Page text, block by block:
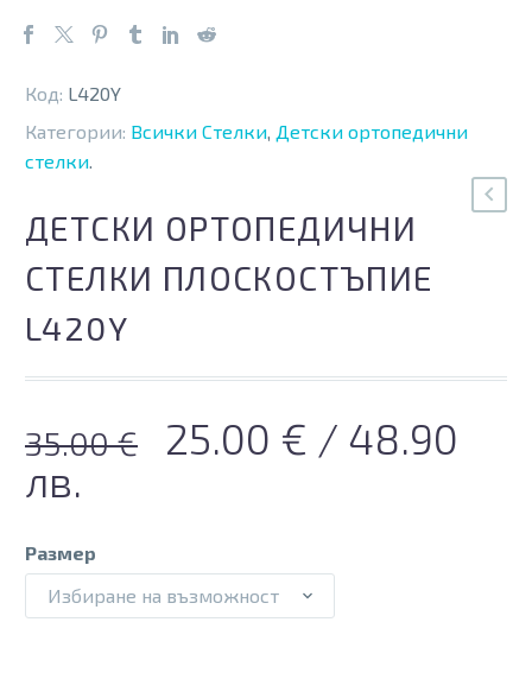
Код: L420Y
Категории: Всички Стелки, Детски ортопедични
стелки.
ДЕТСКИ ОРТОПЕДИЧНИ
СТЕЛКИ ПЛОСКОСТЪПИЕ
L420Y
35.00€
Original
35.00 €.
25.00 € Текущата
25.00 €.
/ 48.90
лв.
Размер
Избиране на възможност